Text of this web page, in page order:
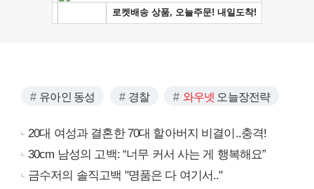
유아인 동성 경찰 와우넷 오늘장전략
20대 여성과 결혼한 70대 할아버지 비결이..충격!
30cm 남성의 고백: “너무 커서 사는 게 행복해요”
금수저의 솔직고백 "명품은 다 여기서.."